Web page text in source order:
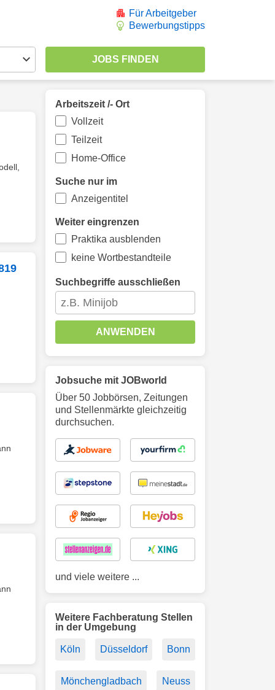
Für Arbeitgeber
Bewerbungstipps
Arbeitszeit /- Ort
Vollzeit
Teilzeit
Home-Office
Suche nur im
Anzeigentitel
Weiter eingrenzen
Praktika ausblenden
keine Wortbestandteile
Suchbegriffe ausschließen
ANWENDEN
Jobsuche mit JOBworld
Über 50 Jobbörsen, Zeitungen
und Stellenmärkte gleichzeitig
durchsuchen.
und viele weitere ...
Weitere Fachberatung Stellen
in der Umgebung
Köln Düsseldorf Bonn
Mönchengladbach Neuss